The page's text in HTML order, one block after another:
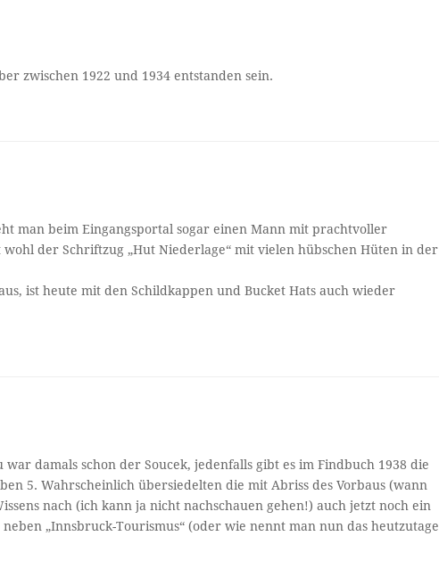
zwischen 1922 und 1934 entstanden sein.
man beim Eingangsportal sogar einen Mann mit prachtvoller
der Schriftzug „Hut Niederlage“ mit vielen hübschen Hüten in der
ist heute mit den Schildkappen und Bucket Hats auch wieder
damals schon der Soucek, jedenfalls gibt es im Findbuch 1938 die
5. Wahrscheinlich übersiedelten die mit Abriss des Vorbaus (wann
nach (ich kann ja nicht nachschauen gehen!) auch jetzt noch ein
„Innsbruck-Tourismus“ (oder wie nennt man nun das heutzutage